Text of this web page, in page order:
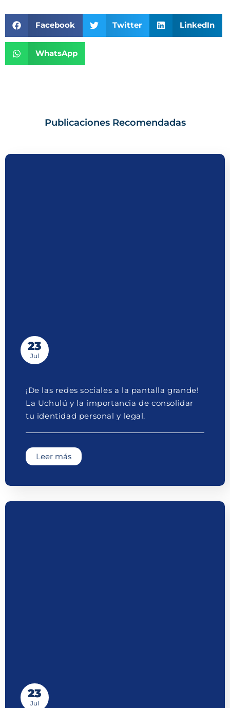
Facebook Twitter LinkedIn
WhatsApp
Publicaciones Recomendadas
23
Jul
¡De las redes sociales a la pantalla grande!
La Uchulú y la importancia de consolidar
tu identidad personal y legal.
Leer más
23
Jul